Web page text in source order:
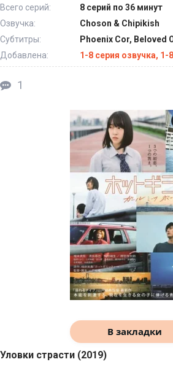
Всего серий:
8 серий по 36 минут
Озвучка:
Choson & Chipikish
Субтитры:
Phoenix Cor, Beloved
Добавлена:
1-8 серия озвучка, 1-
1
В закладки
Уловки страсти (2019)